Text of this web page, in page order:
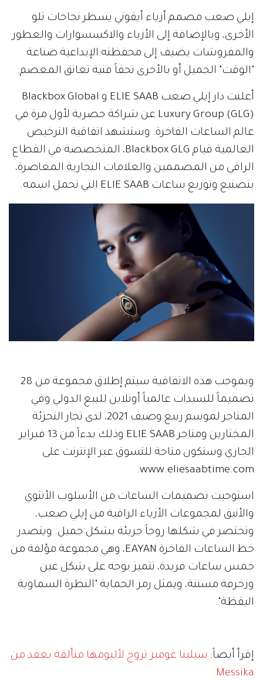
إيلي صعب مصمم أزياء أيقوني يسطر نجاحات تلو
الأخرى، وبالإضافة إلى الأزياء والاكسسوارات والعطور
والمفروشات يضيف إلى محفظته الإبداعية صناعة
"الوقت" الجميل أو بالأحرى تحفاً فنية تعانق المعصم.
أعلنت دار إيلي صعب ELIE SAAB و Blackbox Global
Luxury Group (GLG) عن شراكة حصرية لأول مرة في
عالم الساعات الفاخرة. وستشهد اتفاقية الترخيص
العالمية قيام Blackbox GLG، المتخصصة في القطاع
الراقي من المصممين والعلامات التجارية المعاصرة،
بتصنيع وتوزيع ساعات ELIE SAAB التي تحمل اسمه.
وبموجب هذه الاتفاقية سيتم إطلاق مجموعة من 28
تصميماً للسيدات عالمياً أونلاين للبيع الدولي وفي
المتاجر لموسم ربيع وصيف 2021، لدى تجار التجزئة
المختارين ومتاجر ELIE SAAB وذلك بدءاً من 13 فبراير
الجاري وستكون متاحة للتسوق عبر الإنترنت على
www.eliesaabtime.com.
استوحيت تصميمات الساعات من الأسلوب الأنثوي
والأنيق لمجموعات الأزياء الراقية من إيلي صعب،
وتختصر في شكلها روحاً جريئة بشكل جميل. ويتصدر
خط الساعات الفاخرة EAYAN، وهي مجموعة مؤلفة من
خمس ساعات فريدة، تتميز بوجه على شكل عين
وزخرفة مسننة، ويمثل رمز الحماية "النظرة السماوية
اليقظة".
إقرأ أيضاً: سيلينا غوميز تروج لألبومها متألقة بعقد من
Messika